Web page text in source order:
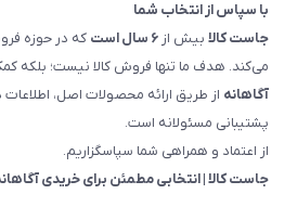
با سپاس از انتخاب شما
جاست کالا بیش از ۶ سال است
که در حوزه
می‌کند. هدف ما تنها فروش کالا نیست؛ بلکه
آگاهانه از طریق ارائه محصولات اصل،
پشتیبانی مسئولانه است.
از اعتماد و همراهی شما سپاسگزاریم.
جاست کالا | انتخابی مطمئن برای خریدی